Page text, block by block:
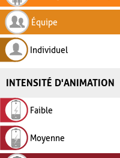
Équipe
Individuel
INTENSITÉ D'ANIMATION
Faible
Moyenne